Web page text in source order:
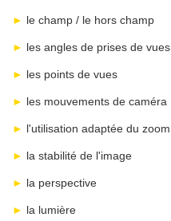
► le champ / le hors champ
► les angles de prises de vues
► les points de vues
► les mouvements de caméra
► l'utilisation adaptée du zoom
► la stabilité de l'image
► la perspective
► la lumière